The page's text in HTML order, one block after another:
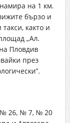
на 1 км.
бързо и
както и
„Ал.
Пловдив
през
№ 26, № 7, № 20